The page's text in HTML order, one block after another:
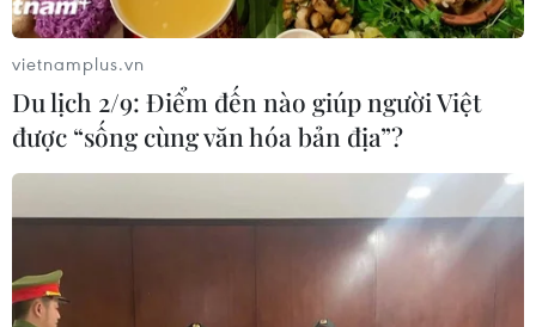
lớn và dông mạnh
“Tỏa sáng Nghị lực Việt” 2026 đồng
04/08/2026 11:14
Lở đất tại Ethiopia khiến ít nhất 14
vietnamplus.vn
Du lịch 2/9: Điểm đến nào giúp người Việt
được “sống cùng văn hóa bản địa”?